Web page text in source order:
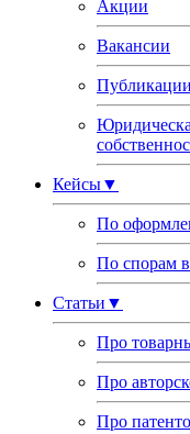
Акции
Вакансии
Кейсы▼
По
По спорам
Статьи ▼
Про
Про
Про